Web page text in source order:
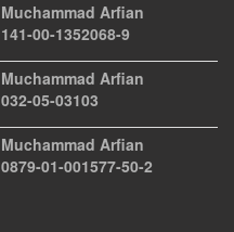
Muchammad Arfian
141-00-1352068-9
Muchammad Arfian
032-05-03103
Muchammad Arfian
0879-01-001577-50-2